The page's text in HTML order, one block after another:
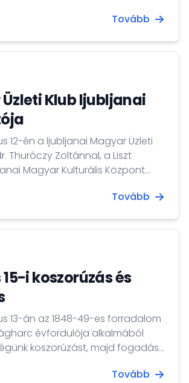
Tovább
Klub ljubljanai
12-én a ljubljanai Magyar Üzleti
Thuróczy Zoltánnal, a Liszt
Magyar Kulturális Központ
Tovább
i koszorúzás és
13-án az 1848-49-es forradalom
évfordulója alkalmából
koszorúzást, majd fogadást
Tovább